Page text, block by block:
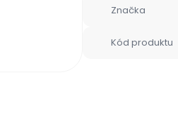
Značka
Kód produktu